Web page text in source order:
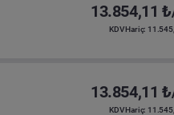
13.854,11
KDV Hariç:
13.854,11
KDV Hariç: